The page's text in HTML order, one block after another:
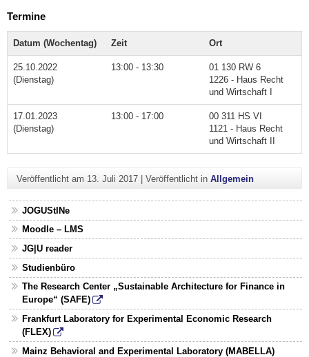
Termine
Datum (Wochentag) Zeit Ort
25.10.2022
(Dienstag)
13:00 - 13:30
01 130 RW 6
1226 - Haus Recht
und Wirtschaft I
17.01.2023
(Dienstag)
13:00 - 17:00
00 311 HS VI
1121 - Haus Recht
und Wirtschaft II
Veröffentlicht am 13. Juli 2017| Veröffentlicht in Allgemein
JOGUStINe
Moodle – LMS
JG|U reader
Studienbüro
The Research Center „Sustainable Architecture for Finance in
Europe“ (SAFE)
Frankfurt Laboratory for Experimental Economic Research
(FLEX)
Mainz Behavioral and Experimental Laboratory (MABELLA)